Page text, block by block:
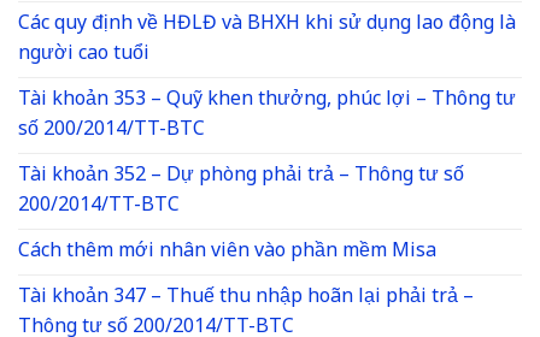
Các quy định về HĐLĐ và BHXH khi sử dụng lao động là
người cao tuổi
Tài khoản 353 – Quỹ khen thưởng, phúc lợi – Thông tư
số 200/2014/TT-BTC
Tài khoản 352 – Dự phòng phải trả – Thông tư số
200/2014/TT-BTC
Cách thêm mới nhân viên vào phần mềm Misa
Tài khoản 347 – Thuế thu nhập hoãn lại phải trả –
Thông tư số 200/2014/TT-BTC